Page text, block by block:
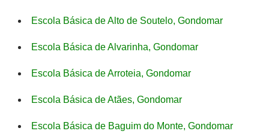
Escola Básica de Alto de Soutelo, Gondomar
Escola Básica de Alvarinha, Gondomar
Escola Básica de Arroteia, Gondomar
Escola Básica de Atães, Gondomar
Escola Básica de Baguim do Monte, Gondomar